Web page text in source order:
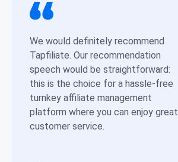
We would definitely recommend
Tapfiliate. Our recommendation
speech would be straightforward:
this is the choice for a hassle-free
turnkey affiliate management
platform where you can enjoy great
customer service.